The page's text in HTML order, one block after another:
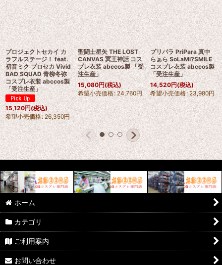
プロジェクトセカイ カ
ラフルステージ！ feat.
初音ミク プロセカ Vivid
BAD SQUAD 青柳冬弥
コスプレ衣装 abccos製
「受注生産」
15,120円(税込)
希望小売価格: 26,350円
聖闘士星矢 THE LOST
CANVAS 冥王神話 コス
プレ衣装 abccos製 「受
注生産」
15,080円(税込)
希望小売価格: 24,760円
プリパラ PriPara 真中
らぁら SoLaMi?SMILE
コスプレ衣装 abccos製
「受注生産」
14,520円(税込)
希望小売価格: 23,980円
ホーム
カテゴリ
ご利用案内
お問い合わせ